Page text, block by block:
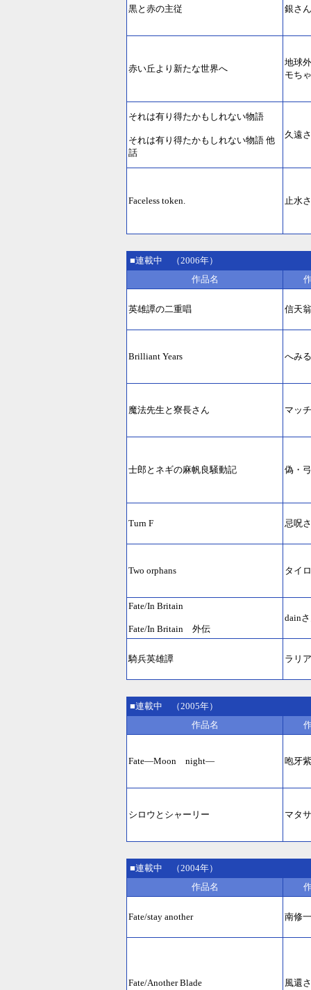
黒と赤の主従 銀さん
赤い丘より新たな世界へ
地球
モち
それは有り得たかもしれない物語
それは有り得たかもしれない物語 他
話
久遠
Faceless token. 止水
■連載中 （2006年）
作品名
英雄譚の二重唱 信天
Brilliant Years へみ
魔法先生と寮長さん マッ
士郎とネギの麻帆良騒動記 偽・
Turn F 忌呪
Two orphans タイ
Fate/In Britain
Fate/In Britain 外伝
dain
騎兵英雄譚 ラリ
■連載中 （2005年）
作品名
Fate―Moon night― 咆牙
シロウとシャーリー マタ
■連載中 （2004年）
作品名
Fate/stay another 南修
Fate/Another Blade 風還